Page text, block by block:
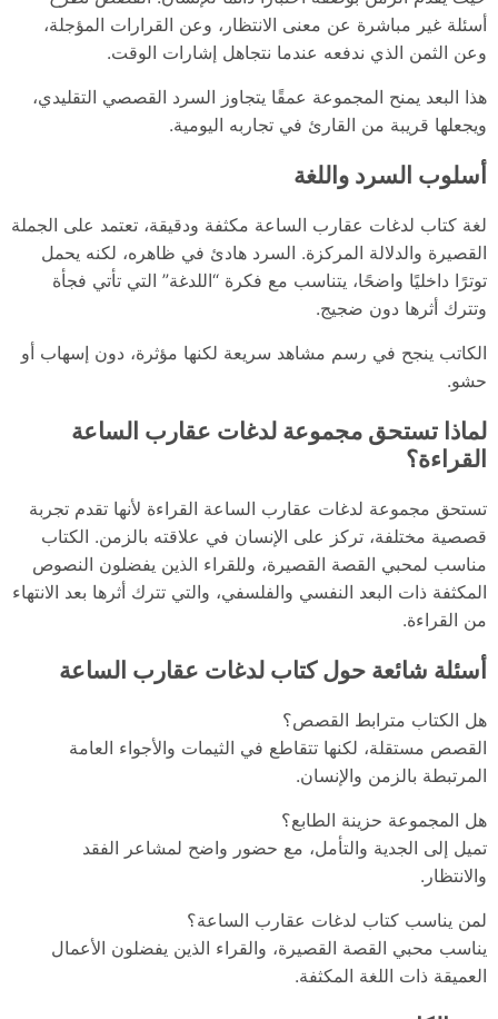
أسئلة غير مباشرة عن معنى الانتظار، وعن القرارات المؤجلة،
وعن الثمن الذي ندفعه عندما نتجاهل إشارات الوقت.
هذا البعد يمنح المجموعة عمقًا يتجاوز السرد القصصي التقليدي،
ويجعلها قريبة من القارئ في تجاربه اليومية.
أسلوب السرد واللغة
لغة كتاب لدغات عقارب الساعة مكثفة ودقيقة، تعتمد على الجملة
القصيرة والدلالة المركزة. السرد هادئ في ظاهره، لكنه يحمل
توترًا داخليًا واضحًا، يتناسب مع فكرة “اللدغة” التي تأتي فجأة
وتترك أثرها دون ضجيج.
الكاتب ينجح في رسم مشاهد سريعة لكنها مؤثرة، دون إسهاب أو
حشو.
لماذا تستحق مجموعة لدغات عقارب الساعة
القراءة؟
تستحق مجموعة لدغات عقارب الساعة القراءة لأنها تقدم تجربة
قصصية مختلفة، تركز على الإنسان في علاقته بالزمن. الكتاب
مناسب لمحبي القصة القصيرة، وللقراء الذين يفضلون النصوص
المكثفة ذات البعد النفسي والفلسفي، والتي تترك أثرها بعد الانتهاء
من القراءة.
أسئلة شائعة حول كتاب لدغات عقارب الساعة
هل الكتاب مترابط القصص؟
القصص مستقلة، لكنها تتقاطع في الثيمات والأجواء العامة
المرتبطة بالزمن والإنسان.
هل المجموعة حزينة الطابع؟
تميل إلى الجدية والتأمل، مع حضور واضح لمشاعر الفقد
والانتظار.
لمن يناسب كتاب لدغات عقارب الساعة؟
يناسب محبي القصة القصيرة، والقراء الذين يفضلون الأعمال
العميقة ذات اللغة المكثفة.